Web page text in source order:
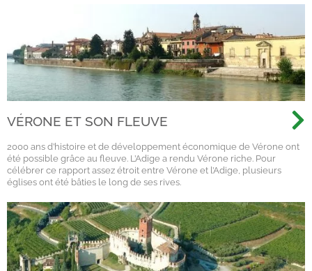
VÉRONE ET SON FLEUVE
2000 ans d’histoire et de développement économique de Vérone ont
été possible grâce au fleuve. L’Adige a rendu Vérone riche. Pour
célébrer ce rapport assez étroit entre Vérone et l’Adige, plusieurs
églises ont été bâties le long de ses rives.